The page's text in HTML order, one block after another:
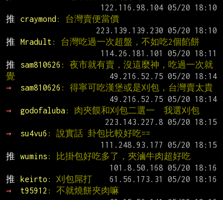
推
craymond : 台灣賣便當價
推
Mradult : 台灣吃過一次超盤，不如吃2個餡餅
推
sam810626 : 夜市就有賣，沒這麼神，吃過一次就
覺
→
sam810626 : 得寧可吃漢堡或是刈包，台灣賣太貴
→
godofaluba: 肉夾饃和刈包二選一  我選刈包
→
su4vu6 : 說實話 卦包比較好吃==
推
wumins : 比掛包好吃多了，夾滷牛肉超好吃
推
keirto : 刈包屌打
→
t95912 : 不就燒餅夾肉嘛